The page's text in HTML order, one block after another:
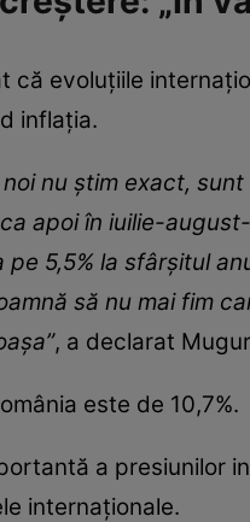
că evoluțiile
inflația.
nu știm exact,
apoi în iuilie-
5,5% la sfârșitul
să nu mai fim
, a declarat
este de 10,7%.
a presiunilor
internaționale.